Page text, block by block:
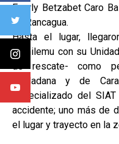
Everly Betzabet Caro
de Rancagua.
Hasta el lugar,
Pichilemu con su
de rescate- como
Ciudadana y de
especializado del
accidente; uno más de
el lugar y trayecto en la